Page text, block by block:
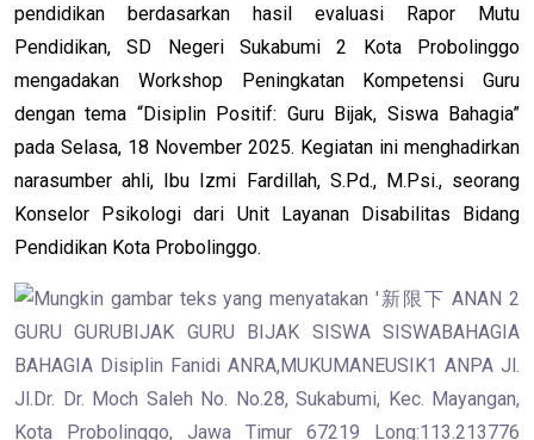
pendidikan berdasarkan hasil evaluasi Rapor Mutu
Pendidikan, SD Negeri Sukabumi 2 Kota Probolinggo
mengadakan Workshop Peningkatan Kompetensi Guru
dengan tema “Disiplin Positif: Guru Bijak, Siswa Bahagia”
pada Selasa, 18 November 2025. Kegiatan ini menghadirkan
narasumber ahli, Ibu Izmi Fardillah, S.Pd., M.Psi., seorang
Konselor Psikologi dari Unit Layanan Disabilitas Bidang
Pendidikan Kota Probolinggo.